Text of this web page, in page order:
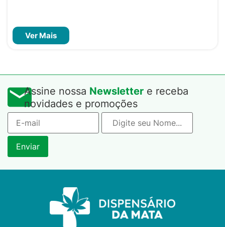
Ver Mais
Assine nossa Newsletter e receba
novidades e promoções